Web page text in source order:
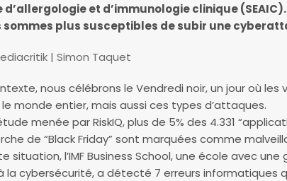
d’allergologie et d’immunologie clinique (SEAIC).
sommes plus susceptibles de subir une
| Simon Taquet
nous célébrons le Vendredi noir, un jour où les
monde entier, mais aussi ces types d’attaques.
menée par RiskIQ, plus de 5% des 4.331
de “Black Friday” sont marquées comme
situation, l’IMF Business School, une école avec
la cybersécurité, a détecté 7 erreurs informatiques